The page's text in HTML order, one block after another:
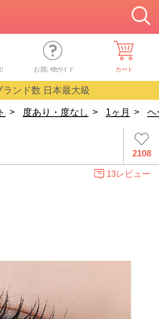
お買い物ガイド カート
ンド数 日本最大級
> 度あり・度なし > 1ヶ月 > ヘ
2108
13レビュー